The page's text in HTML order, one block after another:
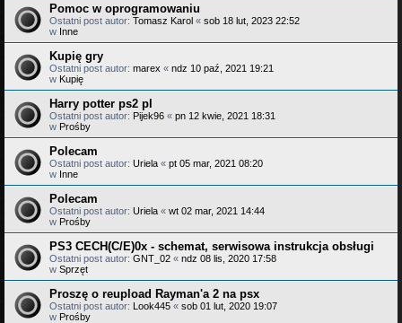
Pomoc w oprogramowaniu
Ostatni post autor: Tomasz Karol « sob 18 lut, 2023 22:52
w Inne
Kupię gry
Ostatni post autor: marex « ndz 10 paź, 2021 19:21
w Kupię
Harry potter ps2 pl
Ostatni post autor: Pijek96 « pn 12 kwie, 2021 18:31
w Prośby
Polecam
Ostatni post autor: Uriela « pt 05 mar, 2021 08:20
w Inne
Polecam
Ostatni post autor: Uriela « wt 02 mar, 2021 14:44
w Prośby
PS3 CECH(C/E)0x - schemat, serwisowa instrukcja obsługi
Ostatni post autor: GNT_02 « ndz 08 lis, 2020 17:58
w Sprzęt
Proszę o reupload Rayman'a 2 na psx
Ostatni post autor: Look445 « sob 01 lut, 2020 19:07
w Prośby